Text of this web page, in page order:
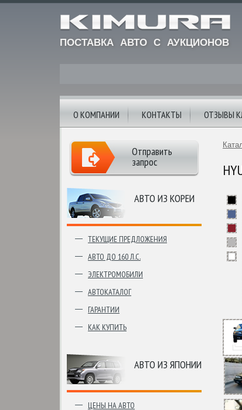
ПОСТАВКА АВТО С АУКЦИОНОВ
О КОМПАНИИ КОНТАКТЫ ОТЗЫВЫ
АВТО ИЗ КОРЕИ
ТЕКУЩИЕ ПРЕДЛОЖЕНИЯ
АВТО ДО 160 Л.С.
ЭЛЕКТРОМОБИЛИ
АВТОКАТАЛОГ
ГАРАНТИИ
КАК КУПИТЬ
АВТО ИЗ ЯПОНИИ
ЦЕНЫ НА АВТО
Отправить
запрос